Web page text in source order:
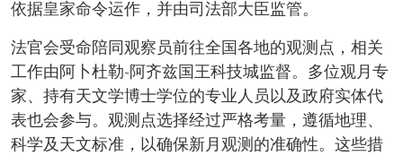
依据皇家命令运作，并由司法部大臣监管。
法官会受命陪同观察员前往全国各地的观测点，相关
工作由阿卜杜勒-阿齐兹国王科技城监督。多位观月专
家、持有天文学博士学位的专业人员以及政府实体代
表也会参与。观测点选择经过严格考量，遵循地理、
科学及天文标准，以确保新月观测的准确性。这些措